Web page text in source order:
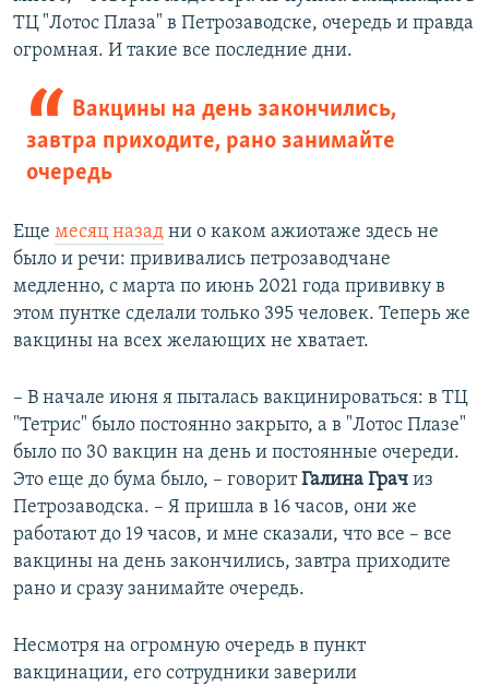
ТЦ "Лотос Плаза" в Петрозаводске, очередь и правда
огромная. И такие все последние дни.
Вакцины на день закончились,
завтра приходите, рано занимайте
очередь
Еще месяц назад ни о каком ажиотаже здесь не
было и речи: прививались петрозаводчане
медленно, с марта по июнь 2021 года прививку в
этом пунтке сделали только 395 человек. Теперь же
вакцины на всех желающих не хватает.
– В начале июня я пыталась вакцинироваться: в ТЦ
"Тетрис" было постоянно закрыто, а в "Лотос Плазе"
было по 30 вакцин на день и постоянные очереди.
Это еще до бума было, – говоритГалина Грач из
Петрозаводска. – Я пришла в 16 часов, они же
работают до 19 часов, и мне сказали, что все – все
вакцины на день закончились, завтра приходите
рано и сразу занимайте очередь.
Несмотря на огромную очередь в пункт
вакцинации, его сотрудники заверили